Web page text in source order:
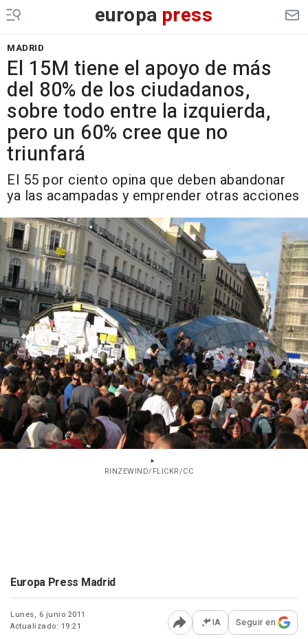
europa press
MADRID
El 15M tiene el apoyo de más
del 80% de los ciudadanos,
sobre todo entre la izquierda,
pero un 60% cree que no
triunfará
El 55 por ciento opina que deben abandonar
ya las acampadas y emprender otras acciones
RINZEWIND/FLICKR/CC
Europa Press Madrid
Lunes, 6 junio 2011
Actualizado: 19:21
Abrir opciones para
IA Seguir en